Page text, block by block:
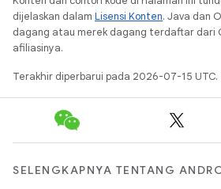
dijelaskan dalam Lisensi Konten. Java dan
dagang atau merek dagang terdaftar dari
afiliasinya.
Terakhir diperbarui pada 2026-07-15 UTC.
SELENGKAPNYA TENTANG